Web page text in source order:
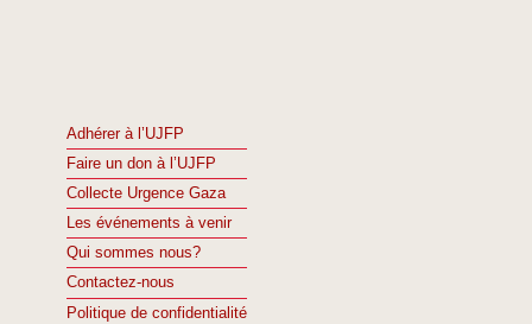
Adhérer à l’UJFP
Faire un don à l’UJFP
Collecte Urgence Gaza
Les événements à venir
Qui sommes nous?
Contactez-nous
Politique de confidentialité